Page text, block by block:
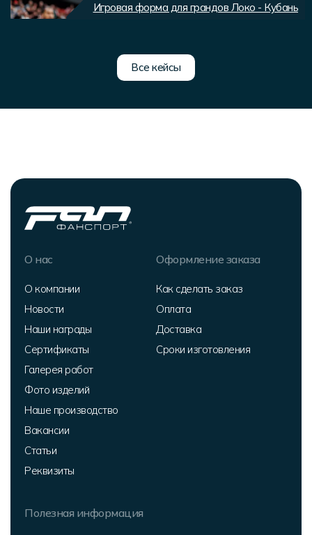
Игровая форма для грандов Локо - Кубань
Все кейсы
О нас
О компании
Новости
Наши награды
Сертификаты
Галерея работ
Фото изделий
Наше производство
Вакансии
Статьи
Реквизиты
Оформление заказа
Как сделать заказ
Оплата
Доставка
Сроки изготовления
Полезная информация